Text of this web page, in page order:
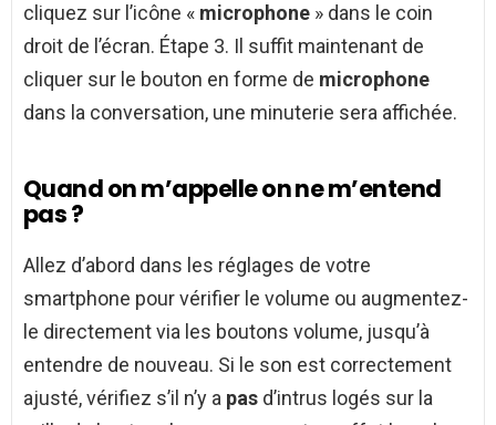
cliquez sur l’icône « microphone » dans le coin
droit de l’écran. Étape 3. Il suffit maintenant de
cliquer sur le bouton en forme de microphone
dans la conversation, une minuterie sera affichée.
Quand on m’appelle on ne m’entend
pas ?
Allez d’abord dans les réglages de votre
smartphone pour vérifier le volume ou augmentez-
le directement via les boutons volume, jusqu’à
entendre de nouveau. Si le son est correctement
ajusté, vérifiez s’il n’y a pas d’intrus logés sur la